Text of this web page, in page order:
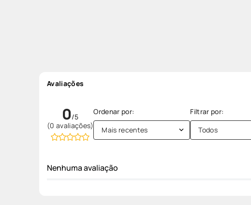
Avaliações
0
(0 avaliações) Mais recentes Todos
Nenhuma avaliação